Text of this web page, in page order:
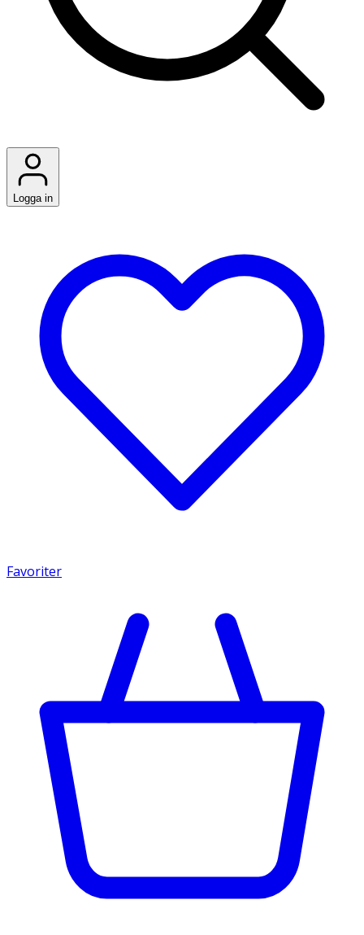
Logga in
Favoriter